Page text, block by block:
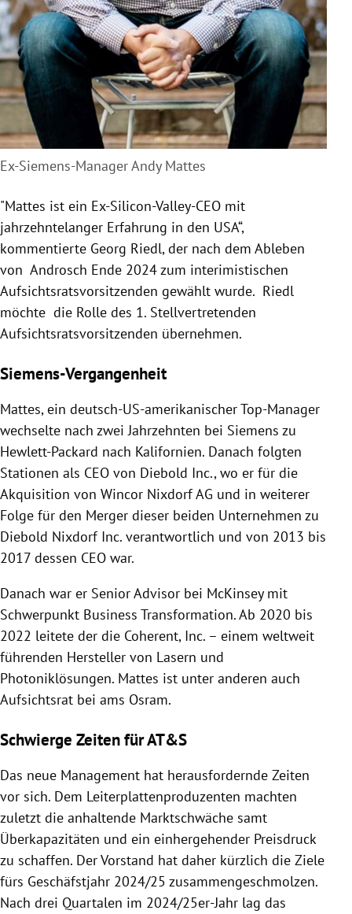
Ex-Siemens-Manager Andy Mattes
"Mattes ist ein Ex-Silicon-Valley-CEO mit
jahrzehntelanger Erfahrung in den USA“,
kommentierte Georg Riedl, der nach dem Ableben
von Androsch Ende 2024 zum interimistischen
Aufsichtsratsvorsitzenden gewählt wurde. Riedl
möchte die Rolle des 1. Stellvertretenden
Aufsichtsratsvorsitzenden übernehmen.
Siemens-Vergangenheit
Mattes, ein deutsch-US-amerikanischer Top-Manager
wechselte nach zwei Jahrzehnten bei Siemens zu
Hewlett-Packard nach Kalifornien. Danach folgten
Stationen als CEO von Diebold Inc., wo er für die
Akquisition von Wincor Nixdorf AG und in weiterer
Folge für den Merger dieser beiden Unternehmen zu
Diebold Nixdorf Inc. verantwortlich und von 2013 bis
2017 dessen CEO war.
Danach war er Senior Advisor bei McKinsey mit
Schwerpunkt Business Transformation. Ab 2020 bis
2022 leitete der die Coherent, Inc. – einem weltweit
führenden Hersteller von Lasern und
Photoniklösungen. Mattes ist unter anderen auch
Aufsichtsrat bei ams Osram.
Schwierge Zeiten für AT&S
Das neue Management hat herausfordernde Zeiten
vor sich. Dem Leiterplattenproduzenten machten
zuletzt die anhaltende Marktschwäche samt
Überkapazitäten und ein einhergehender Preisdruck
zu schaffen. Der Vorstand hat daher kürzlich die Ziele
fürs Geschäfstjahr 2024/25 zusammengeschmolzen.
Nach drei Quartalen im 2024/25er-Jahr lag das